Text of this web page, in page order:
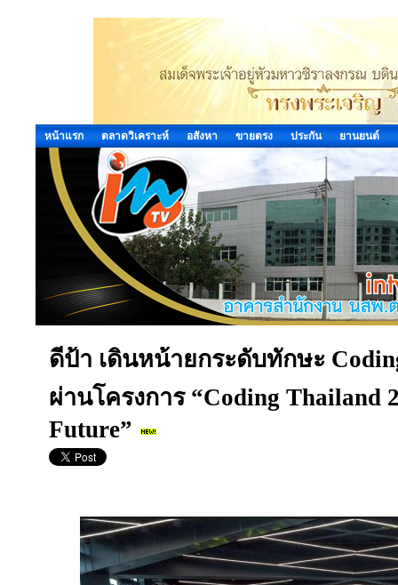
หน้าแรก ตลาดวิเคราะห์ อสังหา ขายตรง ประกัน ยานยนต์
ดีป้า เดินหน้ายกระดับทักษะ
ผ่านโครงการ “Coding Thailand
Future”